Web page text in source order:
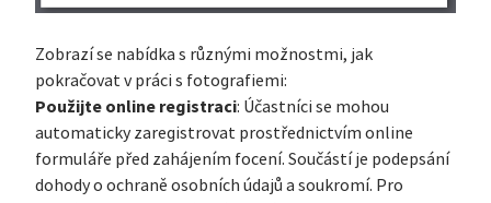
Zobrazí se nabídka s různými možnostmi, jak
pokračovat v práci s fotografiemi:
Použijte online registraci: Účastníci se mohou
automaticky zaregistrovat prostřednictvím online
formuláře před zahájením focení. Součástí je podepsání
dohody o ochraně osobních údajů a soukromí. Pro